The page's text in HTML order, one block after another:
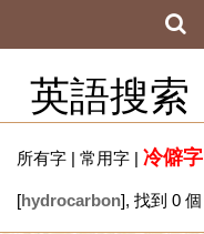
英語搜索
所有字| 常用字| 冷僻字
[hydrocarbon], 找到 0 個